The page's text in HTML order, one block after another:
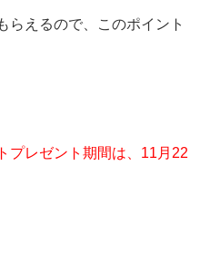
らえるので、このポイント
プレゼント期間は、11月22